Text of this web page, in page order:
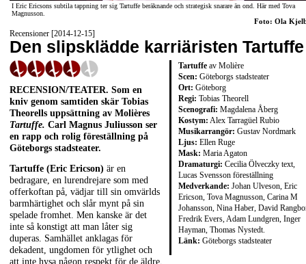
I Eric Ericsons subtila tappning ter sig Tartuffe beräknande och strategisk snarare än ond. Här med Tova
Magnusson.
Foto: Ola
Recensioner [2014-12-15]
Den slipsklädde karriäristen Tartuffe
Tartuffe av Molière
Scen: Göteborgs stadsteater
Ort: Göteborg
Regi: Tobias Theorell
Scenografi: Magdalena Åberg
Kostym: Alex Tarragüel Rubio
Musikarrangör: Gustav Nordmark
Ljus: Ellen Ruge
Mask: Maria Agaton
Dramaturgi: Cecilia Ölveczky text,
Lucas Svensson föreställning
Medverkande: Johan Ulveson, Eric
Ericson, Tova Magnusson, Carina M
Johansson, Nina Haber, David
Fredrik Evers, Adam Lundgren, Inger
Hayman, Thomas Nystedt.
Länk: Göteborgs stadsteater
RECENSION/TEATER. Som en
kniv genom samtiden skär Tobias
Theorells uppsättning av Molières
Tartuffe. Carl Magnus Juliusson ser
en rapp och rolig föreställning på
Göteborgs stadsteater.
Tartuffe (Eric Ericson) är en
bedragare, en lurendrejare som med
offerkoftan på, vädjar till sin omvärlds
barmhärtighet och slår mynt på sin
spelade fromhet. Men kanske är det
inte så konstigt att man låter sig
duperas. Samhället anklagas för
dekadent, ungdomen för ytlighet och
att inte hysa någon respekt för de äldre.